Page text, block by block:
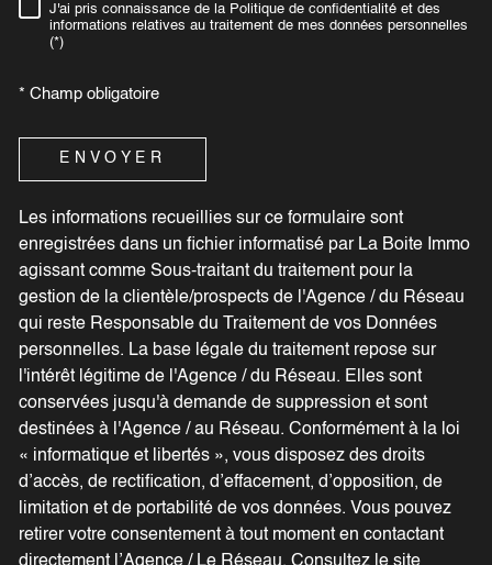
RÈGLEMENTATION
J'ai pris connaissance de la Politique de confidentialité et des
informations relatives au traitement de mes données personnelles
(*)
* Champ obligatoire
ENVOYER
Les informations recueillies sur ce formulaire sont
enregistrées dans un fichier informatisé par La Boite Immo
agissant comme Sous-traitant du traitement pour la
gestion de la clientèle/prospects de l'Agence / du Réseau
qui reste Responsable du Traitement de vos Données
personnelles. La base légale du traitement repose sur
l'intérêt légitime de l'Agence / du Réseau. Elles sont
conservées jusqu'à demande de suppression et sont
destinées à l'Agence / au Réseau. Conformément à la loi
« informatique et libertés », vous disposez des droits
d’accès, de rectification, d’effacement, d’opposition, de
limitation et de portabilité de vos données. Vous pouvez
retirer votre consentement à tout moment en contactant
directement l’Agence / Le Réseau. Consultez le site